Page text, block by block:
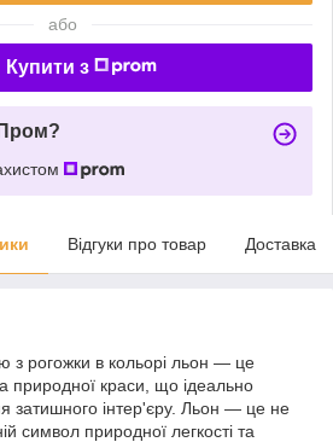
або
Купити з
Відгуки про товар Доставка
з рогожки в кольорі льон — це
природної краси, що ідеально
затишного інтер'єру. Льон — це не
символ природної легкості та